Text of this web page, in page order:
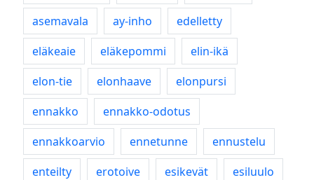
asemavala
ay-inho
edelletty
eläkeaie
eläkepommi
elin-ikä
elon-tie
elonhaave
elonpursi
ennakko
ennakko-odotus
ennakkoarvio
ennetunne
ennustelu
enteilty
erotoive esikevät
esiluulo